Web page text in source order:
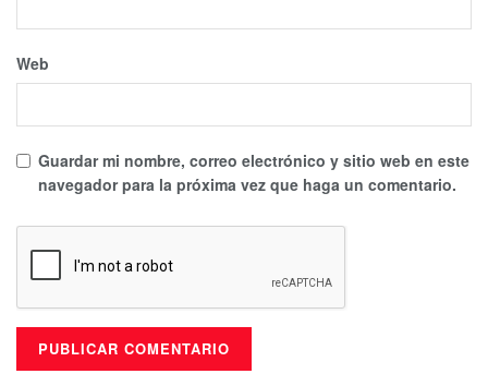
Web
Guardar mi nombre, correo electrónico y sitio web en este
navegador para la próxima vez que haga un comentario.